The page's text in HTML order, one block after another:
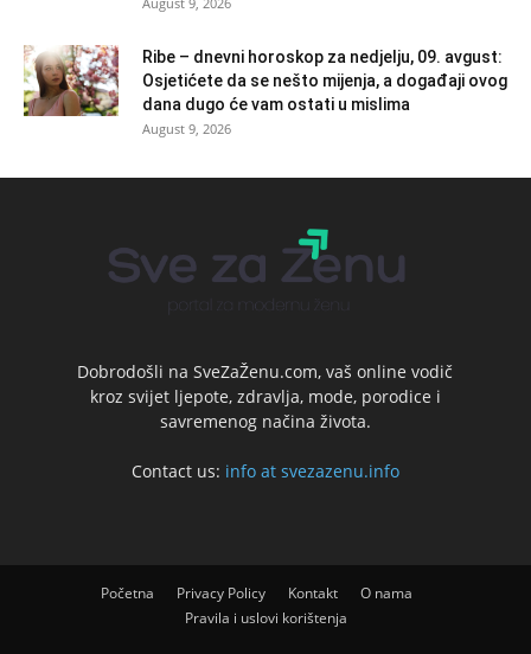
Ribe – dnevni horoskop za nedjelju, 09. avgust:
Osjetićete da se nešto mijenja, a događaji ovog
dana dugo će vam ostati u mislima
August 9, 2026
Dobrodošli na SveZaŽenu.com, vaš online vodič
kroz svijet ljepote, zdravlja, mode, porodice i
savremenog načina života.
Contact us: info at svezazenu.info
Početna Privacy Policy Kontakt
O nama
Pravila i uslovi korištenja